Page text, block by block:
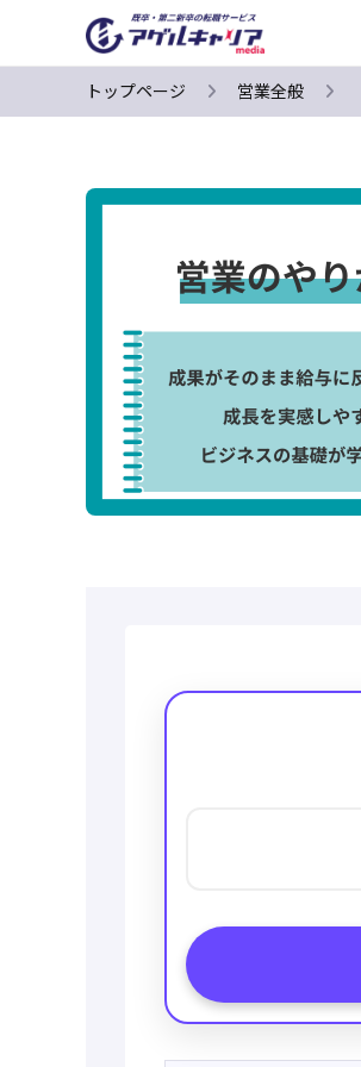
トップページ 営業全般